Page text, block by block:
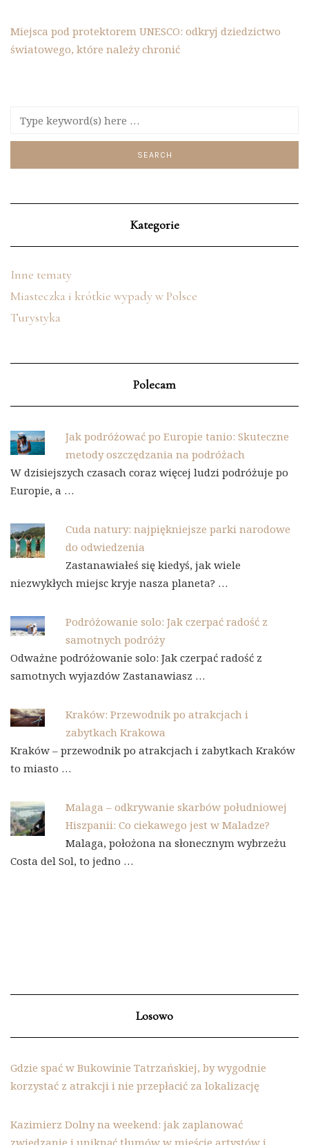
Miejsca pod protektorem UNESCO: odkryj dziedzictwo
światowego, które należy chronić
Kategorie
Inne tematy
Miasteczka i krótkie wypady w Polsce
Turystyka
Polecam
Jak podróżować po Europie tanio: Skuteczne
metody oszczędzania na podróżach
W dzisiejszych czasach coraz więcej ludzi podróżuje po
Europie, a …
Cuda natury: najpiękniejsze parki narodowe
do odwiedzenia
Zastanawiałeś się kiedyś, jak wiele
niezwykłych miejsc kryje nasza planeta? …
Podróżowanie solo: Jak czerpać radość z
samotnych podróży
Odważne podróżowanie solo: Jak czerpać radość z
samotnych wyjazdów Zastanawiasz …
Kraków: Przewodnik po atrakcjach i
zabytkach Krakowa
Kraków – przewodnik po atrakcjach i zabytkach Kraków
to miasto …
Malaga – odkrywanie skarbów południowej
Hiszpanii: Co ciekawego jest w Maladze?
Malaga, położona na słonecznym wybrzeżu
Costa del Sol, to jedno …
Losowo
Gdzie spać w Bukowinie Tatrzańskiej, by wygodnie
korzystać z atrakcji i nie przepłacić za lokalizację
Kazimierz Dolny na weekend: jak zaplanować
zwiedzanie i uniknąć tłumów w mieście artystów i